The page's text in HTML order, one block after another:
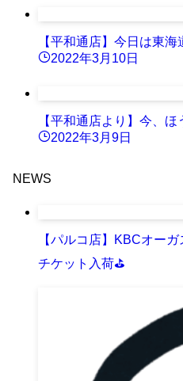
【平和通店】今日は東
2022年3月10日
【平和通店より】今、
2022年3月9日
NEWS
【パルコ店】KBCオー
チケット入荷⛳